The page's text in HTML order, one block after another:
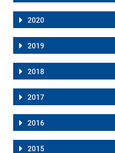
2020
2019
2018
2017
2016
2015